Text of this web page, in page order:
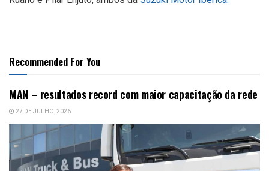
Recommended For You
MAN – resultados record com maior capacitação da rede
27 DE JULHO, 2026